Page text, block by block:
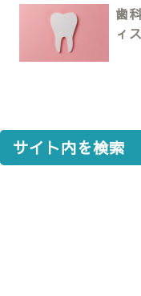
歯
ィ
サイト内を検索